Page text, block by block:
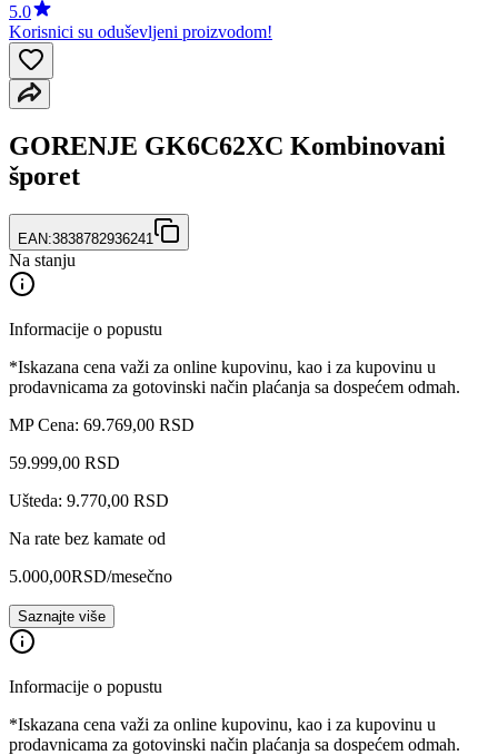
5.0
Korisnici su oduševljeni proizvodom!
GORENJE GK6C62XC Kombinovani
šporet
EAN:3838782936241
Na stanju
Informacije o popustu
*Iskazana cena važi za online kupovinu, kao i za kupovinu u
prodavnicama za gotovinski način plaćanja sa dospećem odmah.
MP Cena: 69.769,00 RSD
59.999,00 RSD
Ušteda: 9.770,00 RSD
Na rate bez kamate od
5.000,00RSD/mesečno
Saznajte više
Informacije o popustu
*Iskazana cena važi za online kupovinu, kao i za kupovinu u
prodavnicama za gotovinski način plaćanja sa dospećem odmah.